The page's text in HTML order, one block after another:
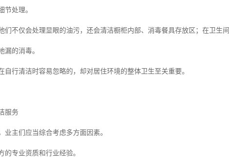
节处理。
们不仅会处理显眼的油污，还会清洁橱柜内部、消毒餐具存放区；在卫生
漏的消毒。
自行清洁时容易忽略的，却对居住环境的整体卫生至关重要。
服务
业主们应当综合考虑多方面因素。
的专业资质和行业经验。